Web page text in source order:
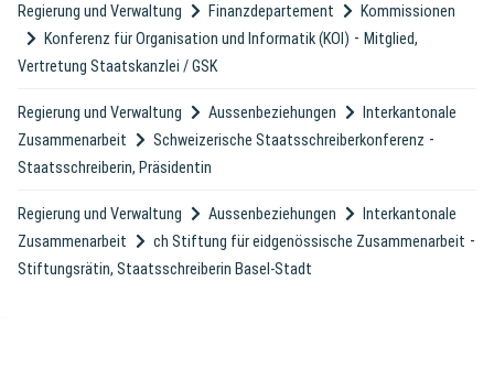
Regierung und Verwaltung Finanzdepartement
Kommissionen
Konferenz für Organisation und Informatik (KOI) -Mitglied,
Vertretung Staatskanzlei / GSK
Regierung und Verwaltung Aussenbeziehungen
Interkantonale
Zusammenarbeit
Schweizerische Staatsschreiberkonferenz -
Staatsschreiberin, Präsidentin
Regierung und Verwaltung Aussenbeziehungen
Interkantonale
Zusammenarbeit
ch Stiftung für eidgenössische Zusammenarbeit -
Stiftungsrätin, Staatsschreiberin Basel-Stadt